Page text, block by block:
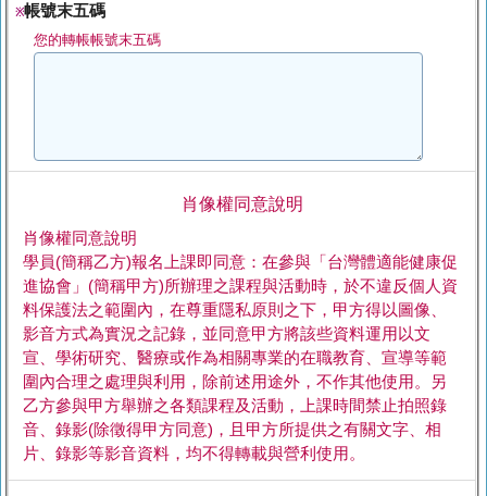
※帳號末五碼
您的轉帳帳號末五碼
肖像權同意說明
肖像權同意說明
學員(簡稱乙方)報名上課即同意：在參與「台灣體適能健康促
進協會」(簡稱甲方)所辦理之課程與活動時，於不違反個人資
料保護法之範圍內，在尊重隱私原則之下，甲方得以圖像、
影音方式為實況之記錄，並同意甲方將該些資料運用以文
宣、學術研究、醫療或作為相關專業的在職教育、宣導等範
圍內合理之處理與利用，除前述用途外，不作其他使用。另
乙方參與甲方舉辦之各類課程及活動，上課時間禁止拍照錄
音、錄影(除徵得甲方同意)，且甲方所提供之有關文字、相
片、錄影等影音資料，均不得轉載與營利使用。